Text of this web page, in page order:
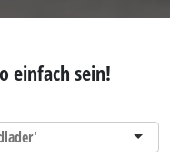
einfach sein!